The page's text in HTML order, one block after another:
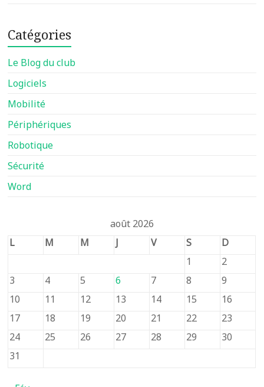
Catégories
Le Blog du club
Logiciels
Mobilité
Périphériques
Robotique
Sécurité
Word
août 2026
L
M M J V S
D
1
2
3
4 5 6 7 8
9
10
11 12 13 14 15
16
17
18 19 20 21 22
23
24
25 26 27 28 29
30
31